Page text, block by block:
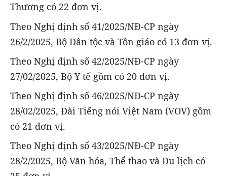
Thương có 22 đơn vị.
Theo Nghị định số 41/2025/NĐ-CP ngày
26/2/2025, Bộ Dân tộc và Tôn giáo có 13 đơn vị.
Theo Nghị định số 42/2025/NĐ-CP ngày
27/02/2025, Bộ Y tế gồm có 20 đơn vị.
Theo Nghị định số 46/2025/NĐ-CP ngày
28/02/2025, Đài Tiếng nói Việt Nam (VOV) gồm
có 21 đơn vị.
Theo Nghị định số 43/2025/NĐ-CP ngày
28/2/2025, Bộ Văn hóa, Thể thao và Du lịch có